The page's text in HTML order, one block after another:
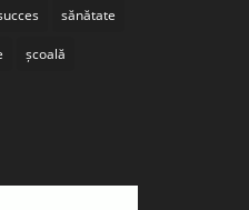
sănătate
școală